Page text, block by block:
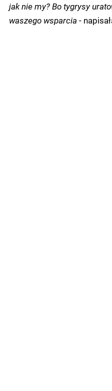
jak nie my? Bo tygrysy
waszego wsparcia -